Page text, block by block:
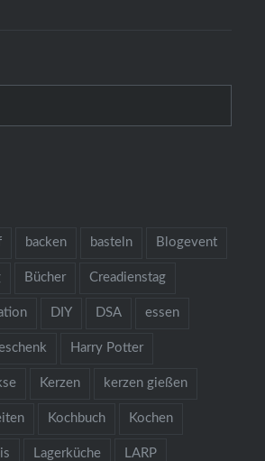
backen basteln Blogevent
Bücher Creadienstag
DIY DSA essen
Harry Potter
Kerzen kerzen gießen
Kochbuch Kochen
Lagerküche LARP